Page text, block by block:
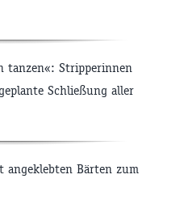
tanzen«: Stripperinnen
Schließung aller
angeklebten Bärten zum